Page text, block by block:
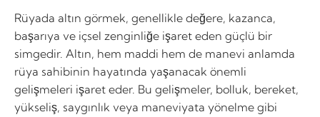
Rüyada altın görmek, genellikle değere, kazanca,
başarıya ve içsel zenginliğe işaret eden güçlü bir
simgedir. Altın, hem maddi hem de manevi anlamda
rüya sahibinin hayatında yaşanacak önemli
gelişmeleri işaret eder. Bu gelişmeler, bolluk, bereket,
yükseliş, saygınlık veya maneviyata yönelme gibi